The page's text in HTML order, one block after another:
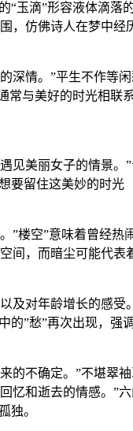
“玉滴”形容液体滴
，仿佛诗人在梦中经
深情。”平生不作等
常与美好的时光相
见美丽女子的情景。
要留住这美妙的时光
”楼空”意味着曾经
间，而暗尘可能代
及对年龄增长的感
的”愁”再次出现，
的不确定。”不堪翠
忆和逝去的情感。”
独。